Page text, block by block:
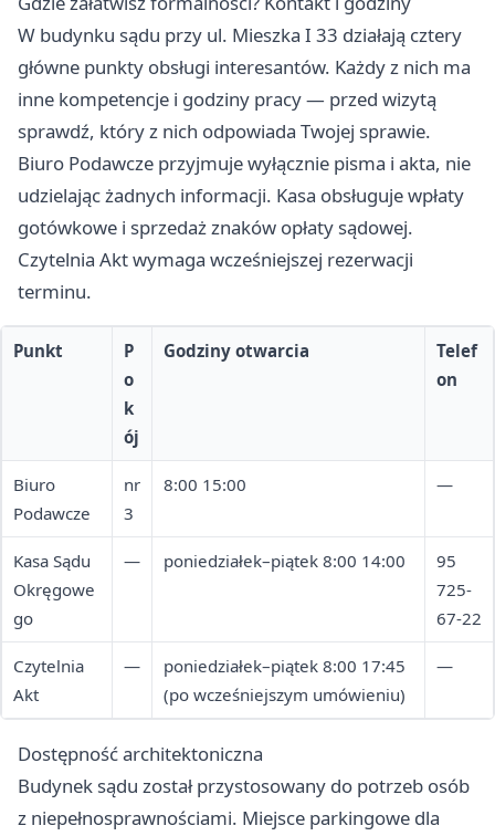
W budynku sądu przy ul. Mieszka I 33 działają cztery
główne punkty obsługi interesantów. Każdy z nich ma
inne kompetencje i godziny pracy — przed wizytą
sprawdź, który z nich odpowiada Twojej sprawie.
Biuro Podawcze przyjmuje wyłącznie pisma i akta, nie
udzielając żadnych informacji. Kasa obsługuje wpłaty
gotówkowe i sprzedaż znaków opłaty sądowej.
Czytelnia Akt wymaga wcześniejszej rezerwacji
terminu.
Punkt
P
o
k
ój
Godziny otwarcia
Telef
on
Biuro
Podawcze
nr
3
8:00 15:00 —
Kasa Sądu
Okręgowe
go
— poniedziałek–piątek 8:00 14:00
95
725-
67-22
Czytelnia
Akt
—
poniedziałek–piątek 8:00 17:45
(po wcześniejszym umówieniu)
—
Dostępność architektoniczna
Budynek sądu został przystosowany do potrzeb osób
z niepełnosprawnościami. Miejsce parkingowe dla